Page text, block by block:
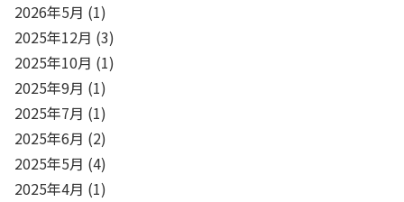
2026年5月 (1)
2025年12月 (3)
2025年10月 (1)
2025年9月 (1)
2025年7月 (1)
2025年6月 (2)
2025年5月 (4)
2025年4月 (1)